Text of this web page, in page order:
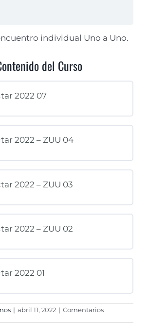
individual Uno a Uno.
del Curso
2022 07
2022 – ZUU 04
2022 – ZUU 03
2022 – ZUU 02
2022 01
| abril 11, 2022 | Comentarios